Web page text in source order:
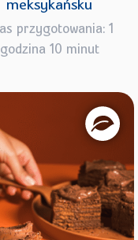
meksykańsku
przygotowania: 1
godzina 10 minut